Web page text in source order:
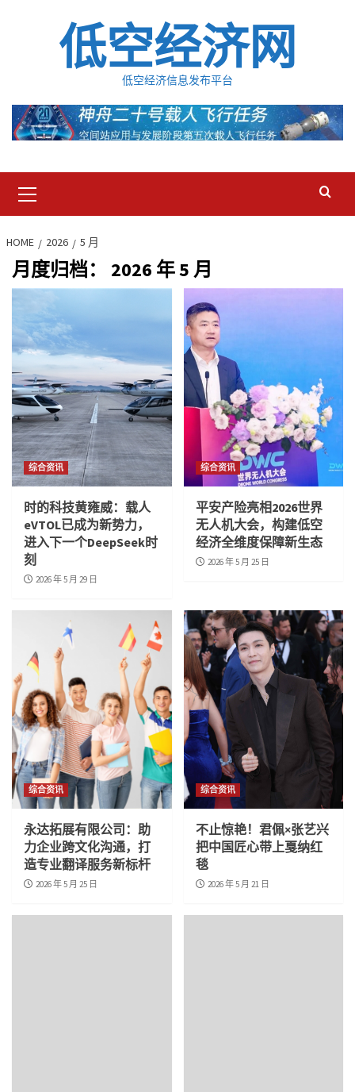
低空经济网
低空经济信息发布平台
Menu
HOME 2026 5 月
月度归档： 2026 年 5 月
综合资讯
时的科技黄雍威：载人
eVTOL已成为新势力，
进入下一个DeepSeek时
刻
2026 年 5 月 29 日
综合资讯
平安产险亮相2026世界
无人机大会，构建低空
经济全维度保障新生态
2026 年 5 月 25 日
综合资讯
永达拓展有限公司：助
力企业跨文化沟通，打
造专业翻译服务新标杆
2026 年 5 月 25 日
综合资讯
不止惊艳！君佩×张艺兴
把中国匠心带上戛纳红
毯
2026 年 5 月 21 日